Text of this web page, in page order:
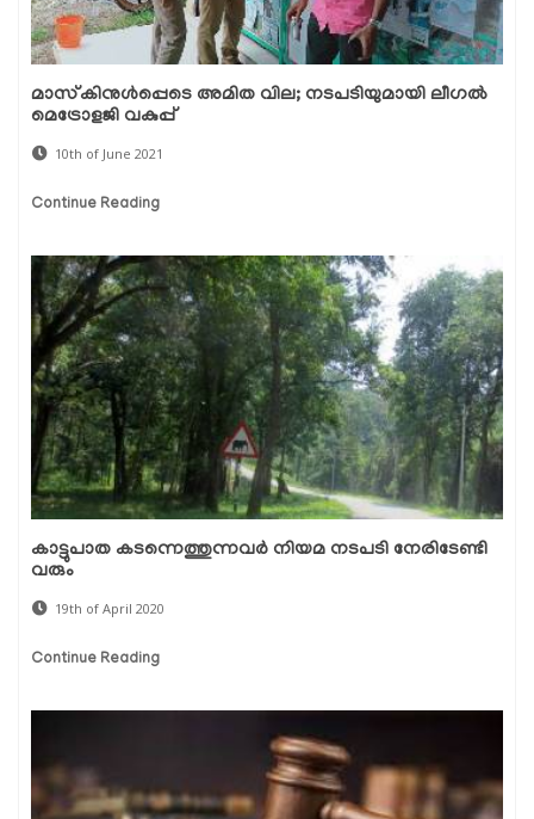
മാസ്‌കിനുള്‍പ്പെടെ അമിത വില; നടപടിയുമായി ലീഗല്‍
മെട്രോളജി വകുപ്പ്
10th of June 2021
Continue Reading
കാട്ടുപാത കടന്നെത്തുന്നവര്‍ നിയമ നടപടി നേരിടേണ്ടി
വരും
19th of April 2020
Continue Reading